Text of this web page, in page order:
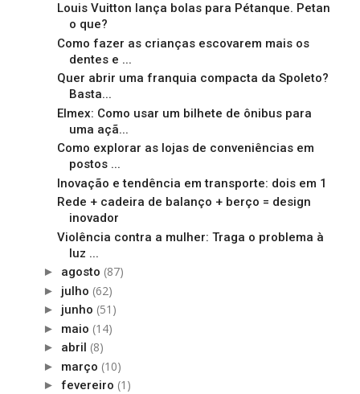
Louis Vuitton lança bolas para Pétanque. Petan
o que?
Como fazer as crianças escovarem mais os
dentes e ...
Quer abrir uma franquia compacta da Spoleto?
Basta...
Elmex: Como usar um bilhete de ônibus para
uma açã...
Como explorar as lojas de conveniências em
postos ...
Inovação e tendência em transporte: dois em 1
Rede + cadeira de balanço + berço = design
inovador
Violência contra a mulher: Traga o problema à
luz ...
► agosto (87)
► julho (62)
► junho (51)
► maio (14)
► abril (8)
► março (10)
► fevereiro (1)